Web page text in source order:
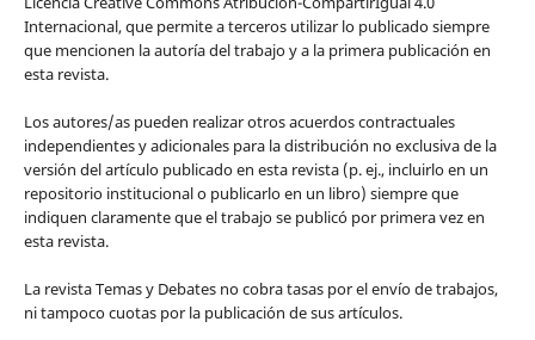
Internacional, que permite a terceros utilizar lo publicado siempre
que mencionen la autoría del trabajo y a la primera publicación en
esta revista.
Los autores/as pueden realizar otros acuerdos contractuales
independientes y adicionales para la distribución no exclusiva de la
versión del artículo publicado en esta revista (p. ej., incluirlo en un
repositorio institucional o publicarlo en un libro) siempre que
indiquen claramente que el trabajo se publicó por primera vez en
esta revista.
La revista Temas y Debates no cobra tasas por el envío de trabajos,
ni tampoco cuotas por la publicación de sus artículos.